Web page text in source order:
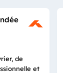
de
et